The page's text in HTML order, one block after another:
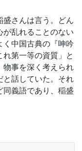
盛さんは言う。どん
が乱れることのない
く中国古典の『呻吟
第一等の資質」と
物事を深く考えられ
と話していた。それ
同義語であり、稲盛